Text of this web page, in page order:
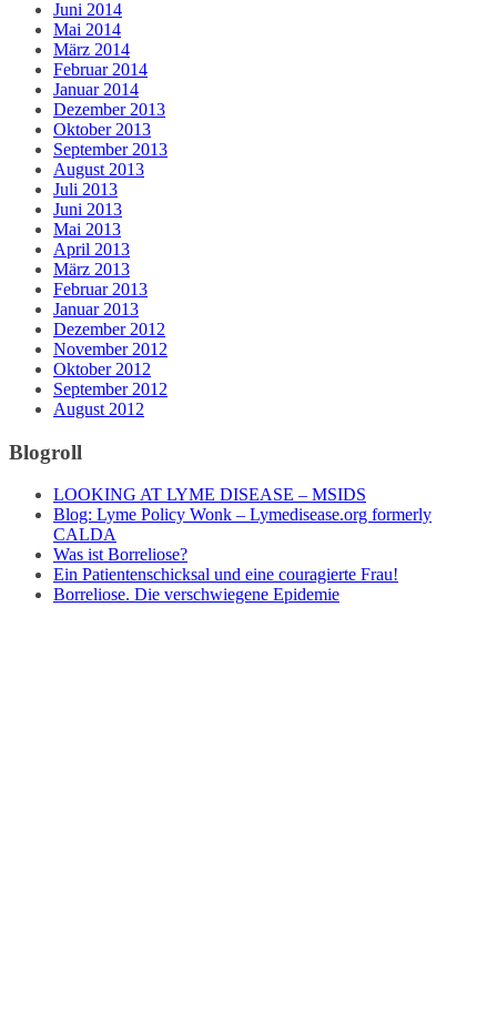
Juni 2014
Mai 2014
März 2014
Februar 2014
Januar 2014
Dezember 2013
Oktober 2013
September 2013
August 2013
Juli 2013
Juni 2013
Mai 2013
April 2013
März 2013
Februar 2013
Januar 2013
Dezember 2012
November 2012
Oktober 2012
September 2012
August 2012
Blogroll
LOOKING AT LYME DISEASE – MSIDS
Blog: Lyme Policy Wonk – Lymedisease.org formerly
CALDA
Was ist Borreliose?
Ein Patientenschicksal und eine couragierte Frau!
Borreliose. Die verschwiegene Epidemie